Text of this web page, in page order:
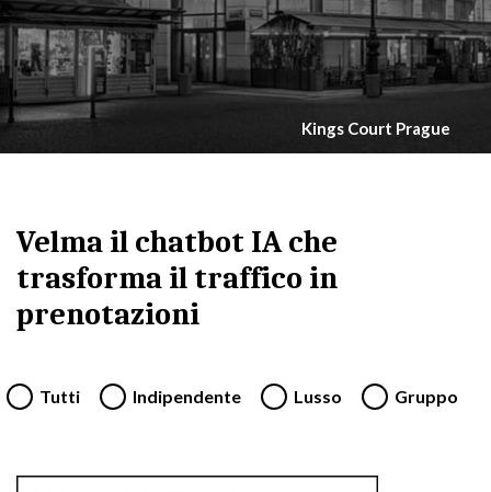
Kings Court Prague
Velma il chatbot IA che
trasforma il traffico in
prenotazioni
Tutti Indipendente Lusso Gruppo